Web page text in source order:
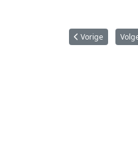
Vorig artikel: Belg
Vorige